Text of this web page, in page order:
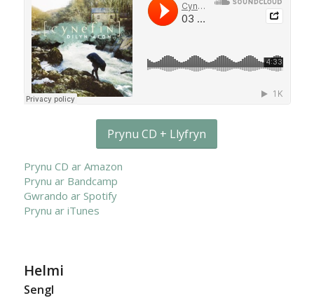
Prynu CD + Llyfryn
Prynu CD ar Amazon
Prynu ar Bandcamp
Gwrando ar Spotify
Prynu ar iTunes
Helmi
Sengl